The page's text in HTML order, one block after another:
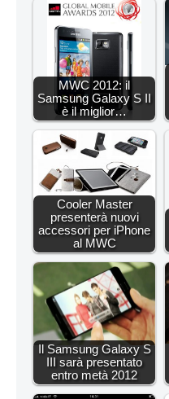
MWC 2012: il
Samsung Galaxy S II
è il miglior…
Cooler Master
presenterà nuovi
accessori per iPhone
al MWC
Il Samsung Galaxy S
III sarà presentato
entro metà 2012